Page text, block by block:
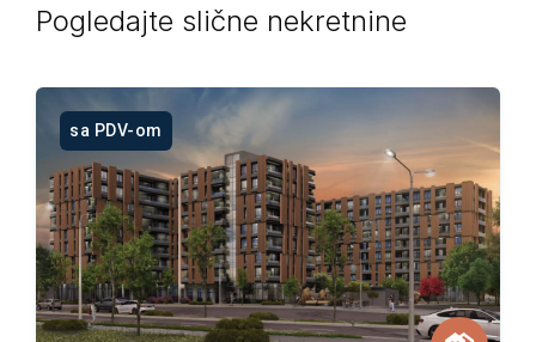
Pogledajte slične nekretnine
sa PDV-om